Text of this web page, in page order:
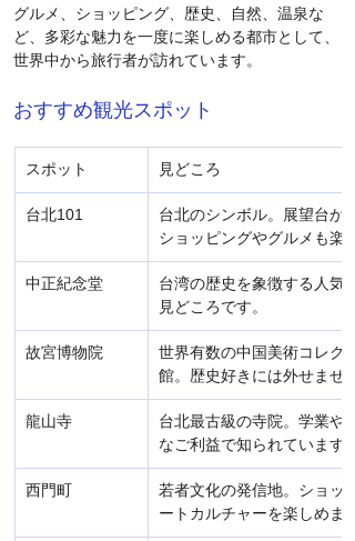
グルメ、ショッピング、歴史、自然、温泉な
ど、多彩な魅力を一度に楽しめる都市として、
世界中から旅行者が訪れています。
おすすめ観光スポット
スポット 見どころ
台北101
台北のシンボル。展望台か
ショッピングやグルメも楽
中正紀念堂
台湾の歴史を象徴する人気
見どころです。
故宮博物院
世界有数の中国美術コレク
館。歴史好きには外せませ
龍山寺
台北最古級の寺院。学業や
なご利益で知られています。
西門町
若者文化の発信地。ショッ
ートカルチャーを楽しめま